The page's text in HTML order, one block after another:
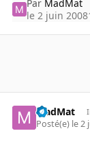
Par MadMat
le 2 juin 2008
MadMat
Posté(e) le 2